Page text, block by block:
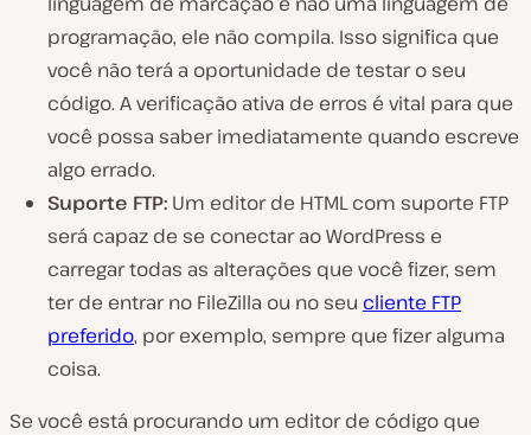
programação, ele não compila. Isso significa que
você não terá a oportunidade de testar o seu
código. A verificação ativa de erros é vital para que
você possa saber imediatamente quando escreve
algo errado.
Suporte FTP: Um editor de HTML com suporte FTP
será capaz de se conectar ao WordPress e
carregar todas as alterações que você fizer, sem
ter de entrar no FileZilla ou no seu cliente FTP
preferido, por exemplo, sempre que fizer alguma
coisa.
Se você está procurando um editor de código que